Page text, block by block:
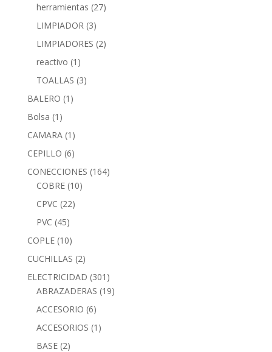
herramientas (27)
LIMPIADOR (3)
LIMPIADORES (2)
reactivo (1)
TOALLAS (3)
BALERO (1)
Bolsa (1)
CAMARA (1)
CEPILLO (6)
CONECCIONES (164)
COBRE (10)
CPVC (22)
PVC (45)
COPLE (10)
CUCHILLAS (2)
ELECTRICIDAD (301)
ABRAZADERAS (19)
ACCESORIO (6)
ACCESORIOS (1)
BASE (2)